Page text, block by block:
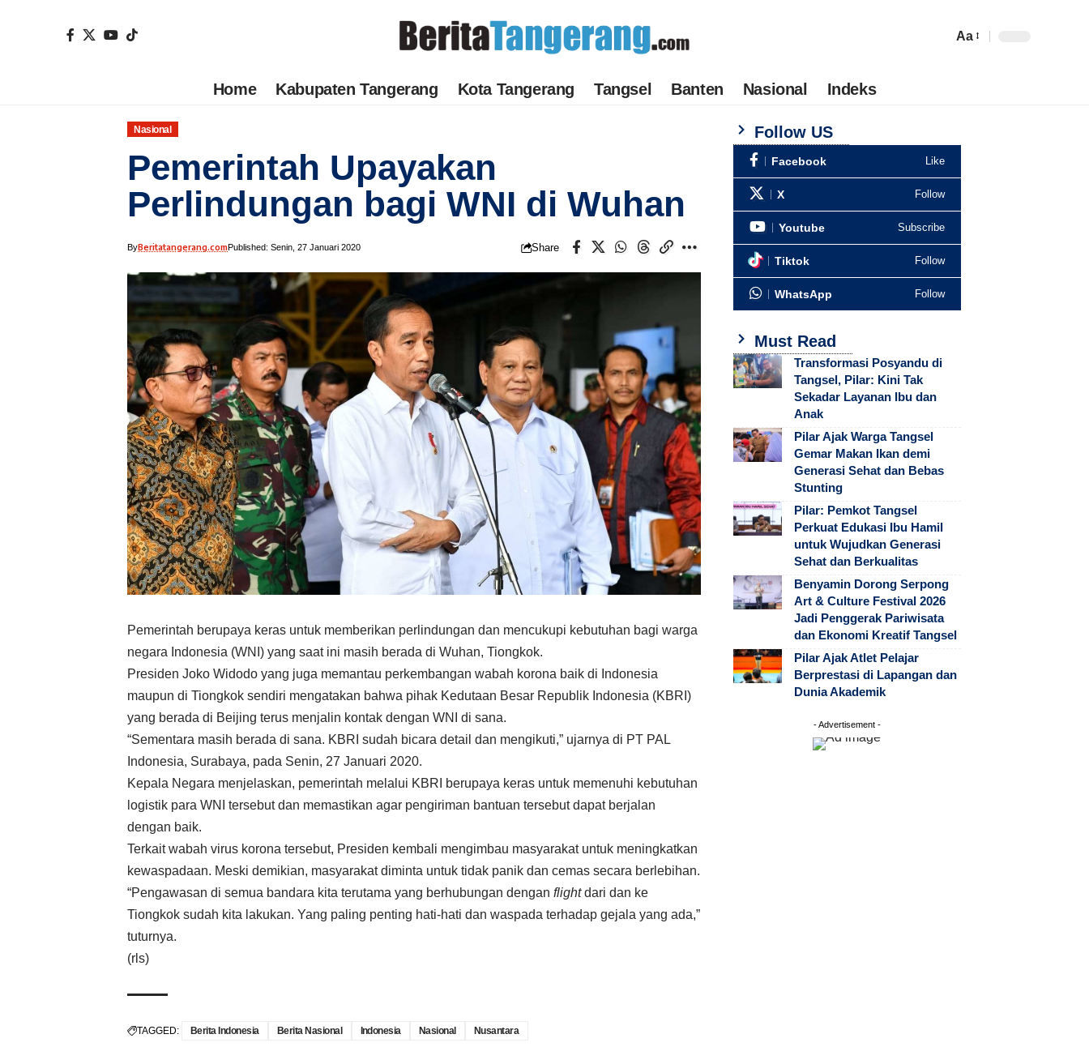
Aa
Home Kabupaten Tangerang Kota Tangerang Tangsel Banten Nasional Indeks
Nasional
Pemerintah Upayakan
Perlindungan bagi WNI di Wuhan
ByBeritatangerang.comPublished: Senin, 27 Januari 2020 Share
Pemerintah berupaya keras untuk memberikan perlindungan dan mencukupi kebutuhan bagi warga
negara Indonesia (WNI) yang saat ini masih berada di Wuhan, Tiongkok.
Presiden Joko Widodo yang juga memantau perkembangan wabah korona baik di Indonesia
maupun di Tiongkok sendiri mengatakan bahwa pihak Kedutaan Besar Republik Indonesia (KBRI)
yang berada di Beijing terus menjalin kontak dengan WNI di sana.
“Sementara masih berada di sana. KBRI sudah bicara detail dan mengikuti,” ujarnya di PT PAL
Indonesia, Surabaya, pada Senin, 27 Januari 2020.
Kepala Negara menjelaskan, pemerintah melalui KBRI berupaya keras untuk memenuhi kebutuhan
logistik para WNI tersebut dan memastikan agar pengiriman bantuan tersebut dapat berjalan
dengan baik.
Terkait wabah virus korona tersebut, Presiden kembali mengimbau masyarakat untuk meningkatkan
kewaspadaan. Meski demikian, masyarakat diminta untuk tidak panik dan cemas secara berlebihan.
“Pengawasan di semua bandara kita terutama yang berhubungan dengan flightdari dan ke
Tiongkok sudah kita lakukan. Yang paling penting hati-hati dan waspada terhadap gejala yang ada,”
tuturnya.
(rls)
TAGGED: Berita Indonesia Berita Nasional Indonesia Nasional Nusantara
Follow US
Facebook Like
X Follow
Youtube Subscribe
Tiktok Follow
WhatsApp Follow
Must Read
Transformasi Posyandu di
Tangsel, Pilar: Kini Tak
Sekadar Layanan Ibu dan
Anak
Pilar Ajak Warga Tangsel
Gemar Makan Ikan demi
Generasi Sehat dan Bebas
Stunting
Pilar: Pemkot Tangsel
Perkuat Edukasi Ibu Hamil
untuk Wujudkan Generasi
Sehat dan Berkualitas
Benyamin Dorong Serpong
Art & Culture Festival 2026
Jadi Penggerak Pariwisata
dan Ekonomi Kreatif Tangsel
Pilar Ajak Atlet Pelajar
Berprestasi di Lapangan dan
Dunia Akademik
- Advertisement -